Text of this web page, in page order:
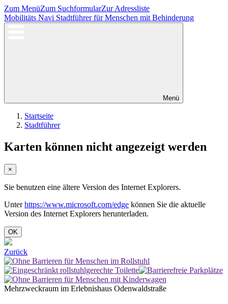
Zum MenüZum SuchformularZur Adressliste
Mobilitäts Navi Stadtführer für Menschen mit Behinderung
Menü
Startseite
Stadtführer
Karten können nicht angezeigt werden
×
Sie benutzen eine ältere Version des Internet Explorers.
Unterhttps://www.microsoft.com/edge können Sie die aktuelle
Version des Internet Explorers herunterladen.
OK
Zurück
Mehrzweckraum im Erlebnishaus Odenwaldstraße